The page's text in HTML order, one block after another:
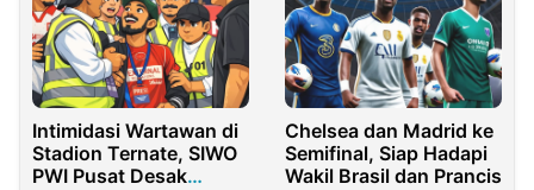
Intimidasi Wartawan di
Stadion Ternate, SIWO
PWI Pusat Desak
Chelsea dan Madrid ke
Semifinal, Siap Hadapi
Wakil Brasil dan Prancis